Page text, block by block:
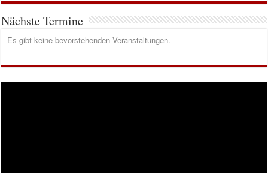
Nächste Termine
Es gibt keine bevorstehenden Veranstaltungen.